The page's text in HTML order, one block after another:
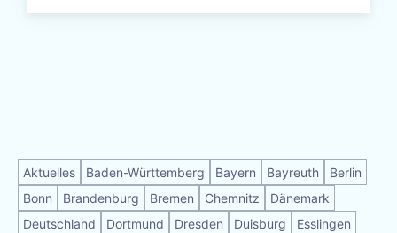
Aktuelles Baden-Württemberg Bayern Bayreuth
Berlin
Bonn
Brandenburg Bremen Chemnitz
Dänemark
Deutschland
Dortmund Dresden Duisburg
Esslingen